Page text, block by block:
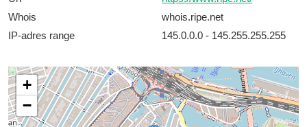
Whois
whois.ripe.net
IP-adres range
145.0.0.0 - 145.255.255.255
+
−